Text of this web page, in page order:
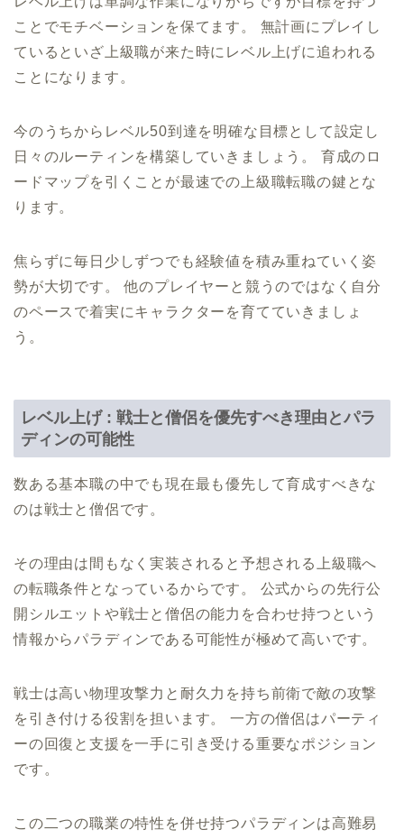
ことでモチベーションを保てます。 無計画にプレイし
ているといざ上級職が来た時にレベル上げに追われる
ことになります。
今のうちからレベル50到達を明確な目標として設定し
日々のルーティンを構築していきましょう。 育成のロ
ードマップを引くことが最速での上級職転職の鍵とな
ります。
焦らずに毎日少しずつでも経験値を積み重ねていく姿
勢が大切です。 他のプレイヤーと競うのではなく自分
のペースで着実にキャラクターを育てていきましょ
う。
レベル上げ : 戦士と僧侶を優先すべき理由とパラ
ディンの可能性
数ある基本職の中でも現在最も優先して育成すべきな
のは戦士と僧侶です。
その理由は間もなく実装されると予想される上級職へ
の転職条件となっているからです。 公式からの先行公
開シルエットや戦士と僧侶の能力を合わせ持つという
情報からパラディンである可能性が極めて高いです。
戦士は高い物理攻撃力と耐久力を持ち前衛で敵の攻撃
を引き付ける役割を担います。 一方の僧侶はパーティ
ーの回復と支援を一手に引き受ける重要なポジション
です。
この二つの職業の特性を併せ持つパラディンは高難易